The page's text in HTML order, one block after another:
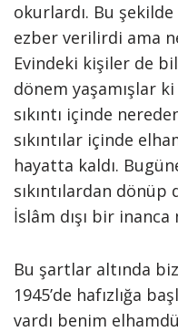
okurlardı. Bu
ezber verilirdi ama
Evindeki kişiler de
dönem yaşamışlar
sıkıntı içinde
sıkıntılar içinde
hayatta kaldı.
sıkıntılardan
İslâm dışı bir
Bu şartlar altında
1945’de hafızlığa
vardı benim